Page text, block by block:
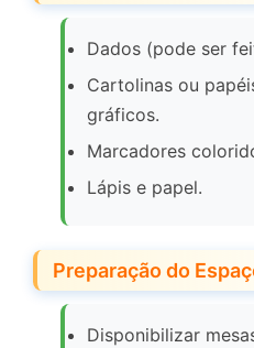
Dados (pode ser
Cartolinas ou
gráficos.
Marcadores
Lápis e papel.
Preparação do
Disponibilizar